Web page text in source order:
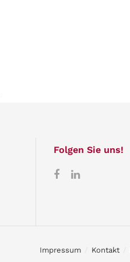
Folgen Sie uns!
Impressum Kontakt